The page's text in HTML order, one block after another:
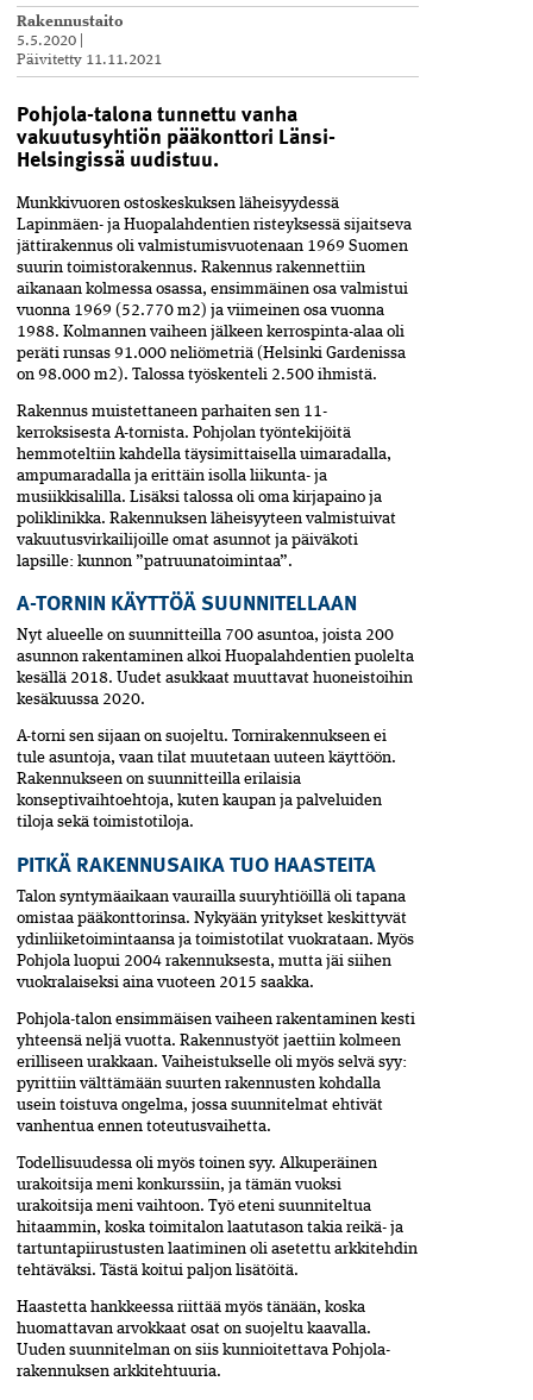
Rakennustaito
5.5.2020
Päivitetty 11.11.2021
Pohjola-talona tunnettu vanha
vakuutusyhtiön pääkonttori Länsi-
Helsingissä uudistuu.
Munkkivuoren ostoskeskuksen läheisyydessä
Lapinmäen- ja Huopalahdentien risteyksessä sijaitseva
jättirakennus oli valmistumisvuotenaan 1969 Suomen
suurin toimistorakennus. Rakennus rakennettiin
aikanaan kolmessa osassa, ensimmäinen osa valmistui
vuonna 1969 (52.770 m2) ja viimeinen osa vuonna
1988. Kolmannen vaiheen jälkeen kerrospinta-alaa oli
peräti runsas 91.000 neliömetriä (Helsinki Gardenissa
on 98.000 m2). Talossa työskenteli 2.500 ihmistä.
Rakennus muistettaneen parhaiten sen 11-
kerroksisesta A-tornista. Pohjolan työntekijöitä
hemmoteltiin kahdella täysimittaisella uimaradalla,
ampumaradalla ja erittäin isolla liikunta- ja
musiikkisalilla. Lisäksi talossa oli oma kirjapaino ja
poliklinikka. Rakennuksen lähei­syyteen valmistuivat
vakuutus­virkailijoille omat asunnot ja päiväkoti
lapsille: kunnon ”patruunatoimintaa”.
A-TORNIN KÄYTTÖÄ SUUNNITELLAAN
Nyt alueelle on suunnitteilla 700 asuntoa, joista 200
asunnon rakentaminen alkoi Huopalahdentien puolelta
kesällä 2018. Uudet asukkaat muuttavat huoneistoihin
kesäkuussa 2020.
A-torni sen sijaan on suojeltu. Tornirakennukseen ei
tule asuntoja, vaan tilat muutetaan uuteen käyttöön.
Rakennukseen on suunnitteilla erilaisia
konseptivaihtoehtoja, kuten kaupan ja palveluiden
tiloja sekä toimistotiloja.
PITKÄ RAKENNUSAIKA TUO HAASTEITA
Talon syntymäaikaan vaurailla suuryhtiöillä oli tapana
omistaa pääkonttorinsa. Nykyään yritykset keskittyvät
ydinliiketoimintaansa ja toimistotilat vuokrataan. Myös
Pohjola luopui 2004 rakennuksesta, mutta jäi siihen
vuokralaiseksi aina vuoteen 2015 saakka.
Pohjola-talon ensimmäisen vaiheen rakentaminen kesti
yhteensä neljä vuotta. Rakennustyöt jaettiin kolmeen
erilliseen urakkaan. Vaiheistukselle oli myös selvä syy:
pyrittiin välttämään suurten rakennusten kohdalla
usein toistuva ongelma, jossa suunnitelmat ehtivät
vanhentua ennen toteutusvaihetta.
Todellisuudessa oli myös toinen syy. Alkuperäinen
urakoitsija meni konkurssiin, ja tämän vuoksi
urakoitsija meni vaihtoon. Työ eteni suunniteltua
hitaammin, koska toimitalon laatutason takia reikä- ja
tartuntapiirustusten laatiminen oli asetettu arkkitehdin
tehtäväksi. Tästä koitui paljon lisätöitä.
Haastetta hankkeessa riittää myös tänään, koska
huomattavan arvokkaat osat on suojeltu kaavalla.
Uuden suunnitelman on siis kunnioitettava Pohjola-
rakennuksen arkkitehtuuria.